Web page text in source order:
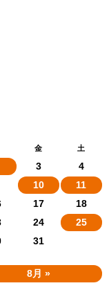
金 土
8月 »
3
4
10
11
17
18
24
25
31